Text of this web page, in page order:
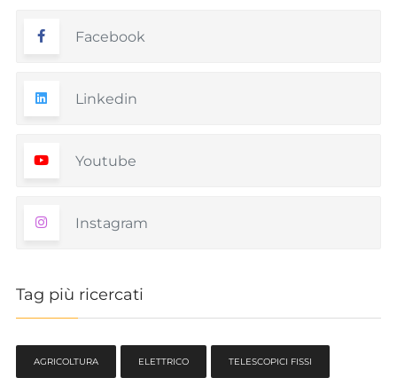
Facebook
Linkedin
Youtube
Instagram
Tag più ricercati
AGRICOLTURA ELETTRICO TELESCOPICI FISSI